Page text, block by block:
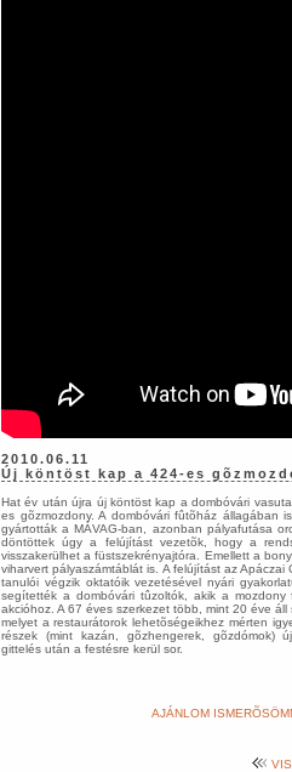
2010.06.11
Új köntöst kap a 424-es
Hat év után újra új köntöst kap a dombóvári
es gõzmozdony. A dombóvári fûtõház állagában
gyártották a MÁVAG-ban, azonban pályafutása
döntöttek úgy a felújítást vezetõk, hogy a
visszakerülhet a füstszekrényajtóra. Emellett a
viharvert pályaszámtáblát is. A felújítást az
tanulói végzik oktatóik vezetésével nyári
segítették a dombóvári tûzoltók, akik a
akcióhoz. A 67 éves szerkezet több, mint 20 éve
melyet a restaurátorok lehetõségeikhez mérten
részek (mint kazán, gõzhengerek, gõzdómok)
gittelés után a festésre kerül sor.
AJÁNLOM